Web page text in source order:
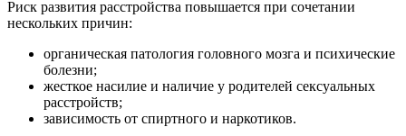
Риск развития расстройства повышается при сочетании
нескольких причин:
органическая патология головного мозга и психические
болезни;
жесткое насилие и наличие у родителей сексуальных
расстройств;
зависимость от спиртного и наркотиков.